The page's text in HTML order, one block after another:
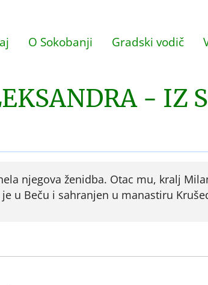
O Sokobanji Gradski vodič
- IZ
njegova ženidba. Otac mu, kralj
u Beču i sahranjen u manastiru